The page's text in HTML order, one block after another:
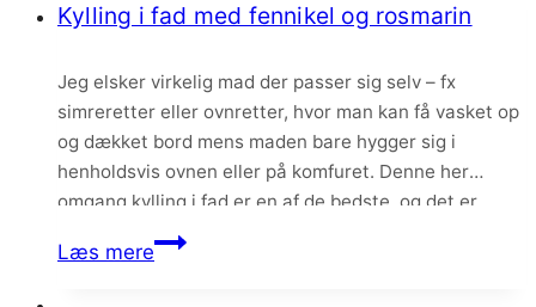
Kylling i fad med fennikel og rosmarin
Jeg elsker virkelig mad der passer sig selv – fx
simreretter eller ovnretter, hvor man kan få vasket op
og dækket bord mens maden bare hygger sig i
henholdsvis ovnen eller på komfuret. Denne her
omgang kylling i fad er en af de bedste, og det er
virkelig comfortfood der både kan nydes til hverdag…
Læs mereKylling